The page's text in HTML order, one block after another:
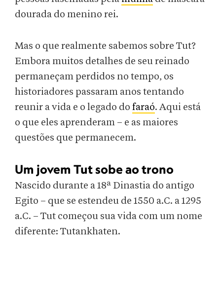
dourada do menino rei.
Mas o que realmente sabemos sobre Tut?
Embora muitos detalhes de seu reinado
permaneçam perdidos no tempo, os
historiadores passaram anos tentando
reunir a vida e o legado do faraó. Aqui está
o que eles aprenderam – e as maiores
questões que permanecem.
Um jovem Tut sobe ao trono
Nascido durante a 18ª Dinastia do antigo
Egito – que se estendeu de 1550 a.C. a 1295
a.C. – Tut começou sua vida com um nome
diferente: Tutankhaten.